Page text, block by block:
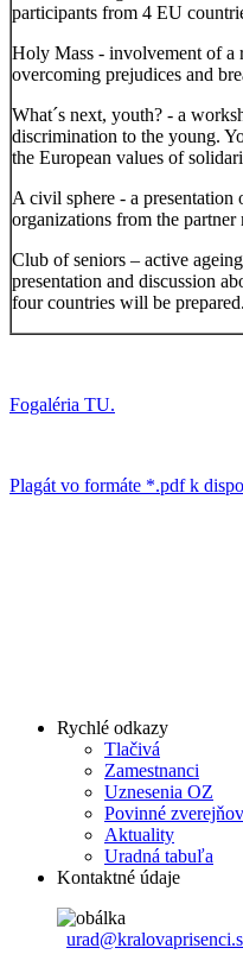
participants from 4 EU
Holy Mass - involvement of a
overcoming prejudices and
What´s next, youth? - a
discrimination to the young.
the European values of
A civil sphere - a
organizations from the partner
Club of seniors – active
presentation and discussion
four countries will be prepared.
Fogaléria TU.
Plagát vo formáte *.pdf k
Rychlé odkazy
Tlačivá
Zamestnanci
Uznesenia OZ
Povinné
Aktuality
Uradná tabuľa
Kontaktné údaje